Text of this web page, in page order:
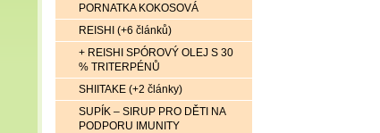
PORNATKA KOKOSOVÁ
REISHI (+6 článků)
+ REISHI SPÓROVÝ OLEJ S 30
% TRITERPÉNŮ
SHIITAKE (+2 články)
SUPÍK – SIRUP PRO DĚTI NA
PODPORU IMUNITY